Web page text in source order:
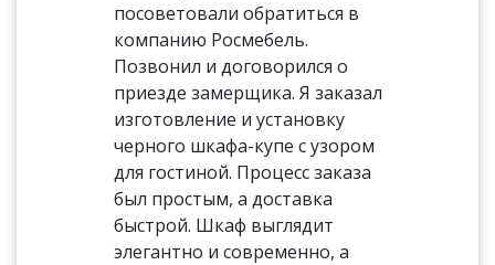
посоветовали обратиться в
компанию Росмебель.
Позвонил и договорился о
приезде замерщика. Я заказал
изготовление и установку
черного шкафа-купе с узором
для гостиной. Процесс заказа
был простым, а доставка
быстрой. Шкаф выглядит
элегантно и современно, а